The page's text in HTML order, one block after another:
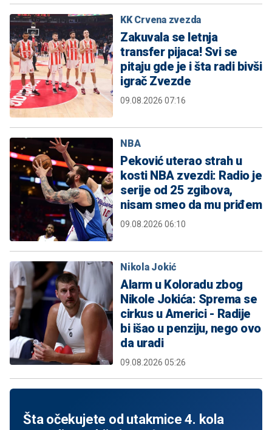
KK Crvena zvezda
Zakuvala se letnja
transfer pijaca! Svi se
pitaju gde je i šta radi bivši
igrač Zvezde
09.08.2026 07:16
NBA
Peković uterao strah u
kosti NBA zvezdi: Radio je
serije od 25 zgibova,
nisam smeo da mu priđem
09.08.2026 06:10
Nikola Jokić
Alarm u Koloradu zbog
Nikole Jokića: Sprema se
cirkus u Americi - Radije
bi išao u penziju, nego ovo
da uradi
09.08.2026 05:26
Šta očekujete od utakmice 4. kola